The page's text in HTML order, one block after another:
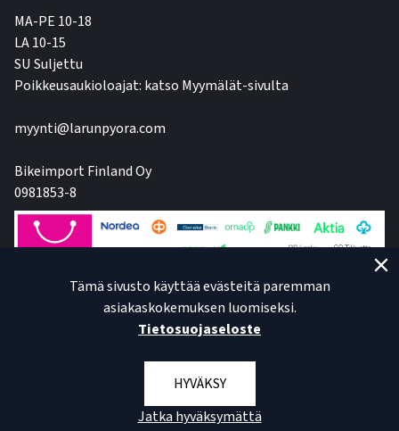
MA-PE 10-18
LA 10-15
SU Suljettu
Poikkeusaukioloajat: katso Myymälät-sivulta
myynti@larunpyora.com
Bikeimport Finland Oy
0981853-8
Tämä sivusto käyttää evästeitä paremman
asiakaskokemuksen luomiseksi.
Tietosuojaseloste
HYVÄKSY
Jatka hyväksymättä